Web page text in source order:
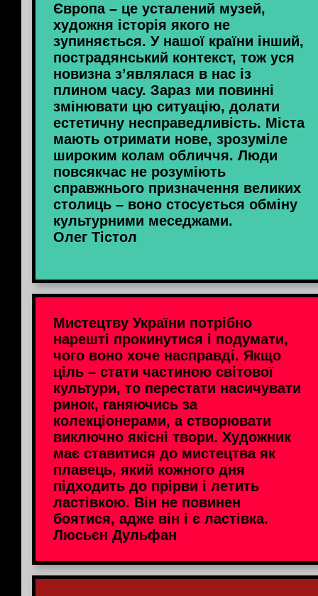
Європа – це усталений музей,
художня історія якого не
зупиняється. У нашої країни інший,
пострадянський контекст, тож уся
новизна з’являлася в нас із
плином часу. Зараз ми повинні
змінювати цю ситуацію, долати
естетичну несправедливість. Міста
мають отримати нове, зрозуміле
широким колам обличчя. Люди
повсякчас не розуміють
справжнього призначення великих
столиць – воно стосується обміну
культурними меседжами.
Олег Тістол
Мистецтву України потрібно
нарешті прокинутися і подумати,
чого воно хоче насправді. Якщо
ціль – стати частиною світової
культури, то перестати насичувати
ринок, ганяючись за
колекціонерами, а створювати
виключно якісні твори. Художник
має ставитися до мистецтва як
плавець, який кожного дня
підходить до прірви і летить
ластівкою. Він не повинен
боятися, адже він і є ластівка.
Люсьєн Дульфан